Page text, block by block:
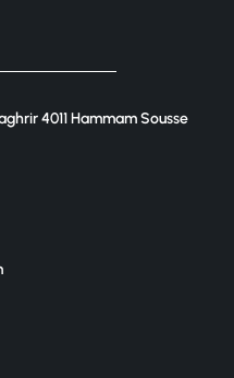
4011 Hammam Sousse